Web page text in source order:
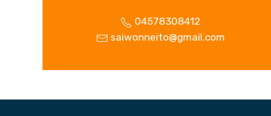
04578308412
saiwonneito@gmail.com